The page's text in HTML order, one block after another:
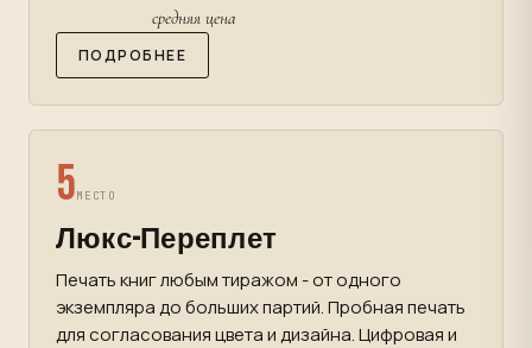
средняя цена
ПОДРОБНЕЕ
5МЕСТО
Люкс-Переплет
Печать книг любым тиражом - от одного
экземпляра до больших партий. Пробная печать
для согласования цвета и дизайна. Цифровая и